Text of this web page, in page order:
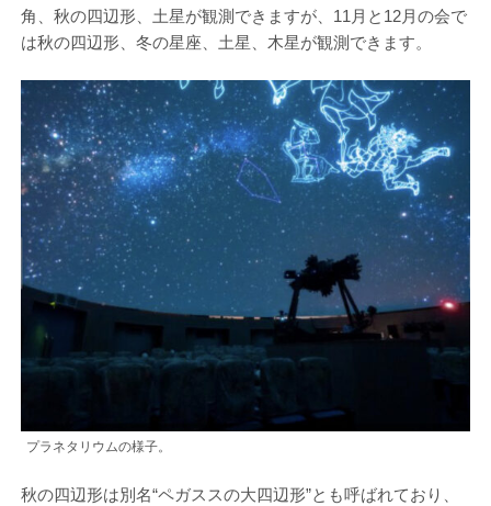
角、秋の四辺形、土星が観測できますが、11月と12月の会で
は秋の四辺形、冬の星座、土星、木星が観測できます。
プラネタリウムの様子。
秋の四辺形は別名“ペガススの大四辺形”とも呼ばれており、